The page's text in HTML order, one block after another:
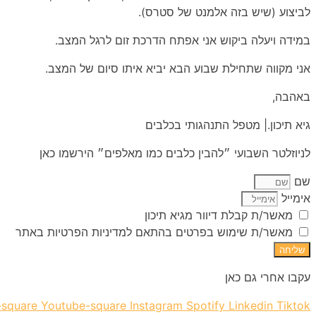
לביצוע (שיש בזה אלמנט של סטרס).
במידה ויעלה ביקוש אני אפתח הדרכת זום לרגל המצב.
אני מקווה שתחילת שבוע הבא יביא איתו סיום של המצב.
באהבה,
גיא תיכון.| מטפל התנהגותי בכלבים
לניוזלטר השבועי ״להבין כלבים כמו מאלפים״ הירשמו כאן
שם
אימייל
מאשר/ת קבלת דיוור מגיא תיכון
מאשר/ת שימוש בפרטים בהתאם למדיניות הפרטיות באתר
שליחה
עקבו אחרי גם כאן
Youtube-square Instagram Spotify Linkedin Tiktok